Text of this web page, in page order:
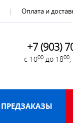
Оплата и
+7 (903)
с 1000 до 1800
ПРЕДЗАКАЗЫ